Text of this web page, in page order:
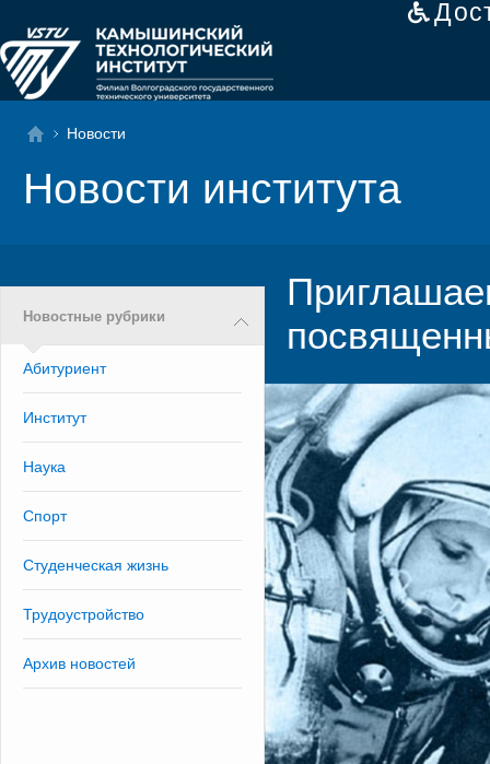
Новости
Новости института
Новостные рубрики
Абитуриент
Институт
Наука
Спорт
Студенческая жизнь
Трудоустройство
Архив новостей